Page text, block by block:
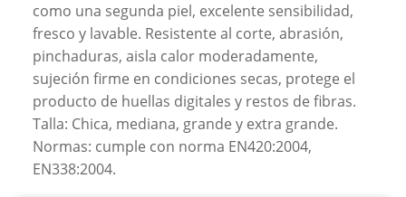
como una segunda piel, excelente sensibilidad,
fresco y lavable. Resistente al corte, abrasión,
pinchaduras, aisla calor moderadamente,
sujeción firme en condiciones secas, protege el
producto de huellas digitales y restos de fibras.
Talla: Chica, mediana, grande y extra grande.
Normas: cumple con norma EN420:2004,
EN338:2004.